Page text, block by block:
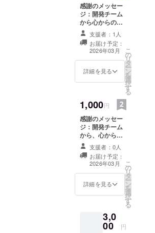
感謝のメッセー
ジ：開発チーム
から心からの感
謝メッセージを
お送りします。
支援者：1人
お届け予定：
2026年03月
詳細を見る
こ
の
リ
タ
ー
ン
を
選
択
す
る
1,000円
感謝のメッセー
ジ：開発チーム
から、心からの
感謝メッセージ
をお送りしま
す。 活動報告レ
ポート：プロ
ジェクトの進捗
を定期的にお知
支援者：0人
お届け予定：
2026年03月
詳細を見る
こ
の
リ
タ
ー
ン
を
選
択
す
る
3,0
00 円